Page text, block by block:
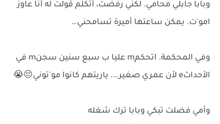
وبابا جابلي محامي. لكني رفضت، أتكلم قولت له أنا عاوز
امو'ت. يمكن ساعتها أميرة تسامحني…
وفي المحكمة. اتحكمm عليا ب سبع سنين سجنm في
الأحداثe لأن عمري صغير…. ياريتهم كانوا مو'توني😔😭
وأمي فضلت تبكي وبابا ترك شغله